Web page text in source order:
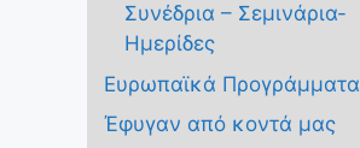
Συνέδρια – Σεμινάρια-
Ημερίδες
Ευρωπαϊκά Προγράμματα
Έφυγαν από κοντά μας